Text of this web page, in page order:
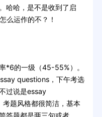
哈哈，是不是收到了启
么运作的不？！
的一级（45-55%）。
questions，下午考选
过说是essay
题风格都很简洁，基本
答题都是两三句或者